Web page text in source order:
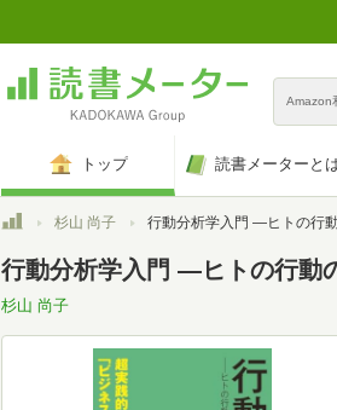
Amazon
トップ 読書メーターと
トップ杉山 尚子 行動分析学入門 ―ヒトの行動の思いがけない理由 (集
行動分析学入門 ―ヒトの行動
杉山 尚子